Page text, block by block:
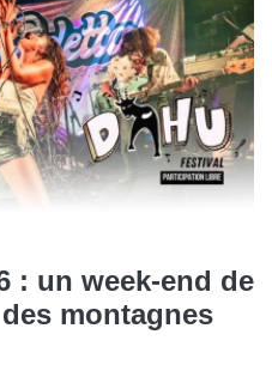
: un week-end de
montagnes